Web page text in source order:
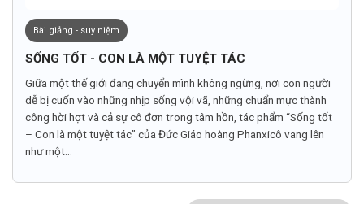
Bài giảng - suy niệm
SỐNG TỐT - CON LÀ MỘT TUYỆT TÁC
Giữa một thế giới đang chuyển mình không ngừng, nơi con người
dễ bị cuốn vào những nhịp sống vội vã, những chuẩn mực thành
công hời hợt và cả sự cô đơn trong tâm hồn, tác phẩm “Sống tốt
– Con là một tuyệt tác” của Đức Giáo hoàng Phanxicô vang lên
như một...